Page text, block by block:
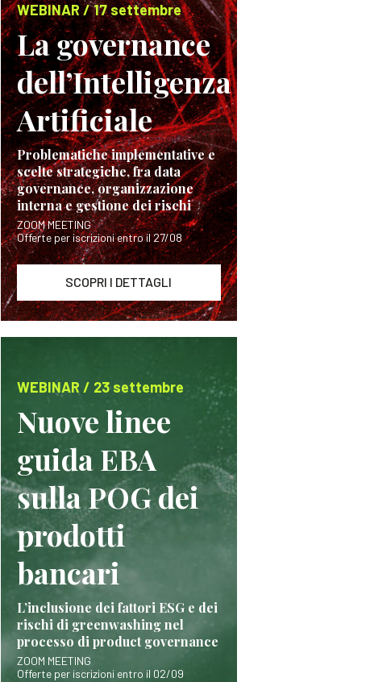
WEBINAR / 17 settembre
La governance
dell’Intelligenza
Artificiale
Problematiche implementative e
scelte strategiche, fra data
governance, organizzazione
interna e gestione dei rischi
ZOOM MEETING
Offerte per iscrizioni entro il 27/08
SCOPRI I DETTAGLI
WEBINAR / 23 settembre
Nuove linee
guida EBA
sulla POG dei
prodotti
bancari
L’inclusione dei fattori ESG e dei
rischi di greenwashing nel
processo di product governance
ZOOM MEETING
Offerte per iscrizioni entro il 02/09